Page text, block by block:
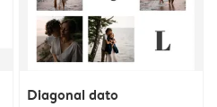
Diagonal dato